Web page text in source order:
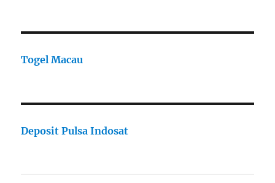
Togel Macau
Deposit Pulsa Indosat